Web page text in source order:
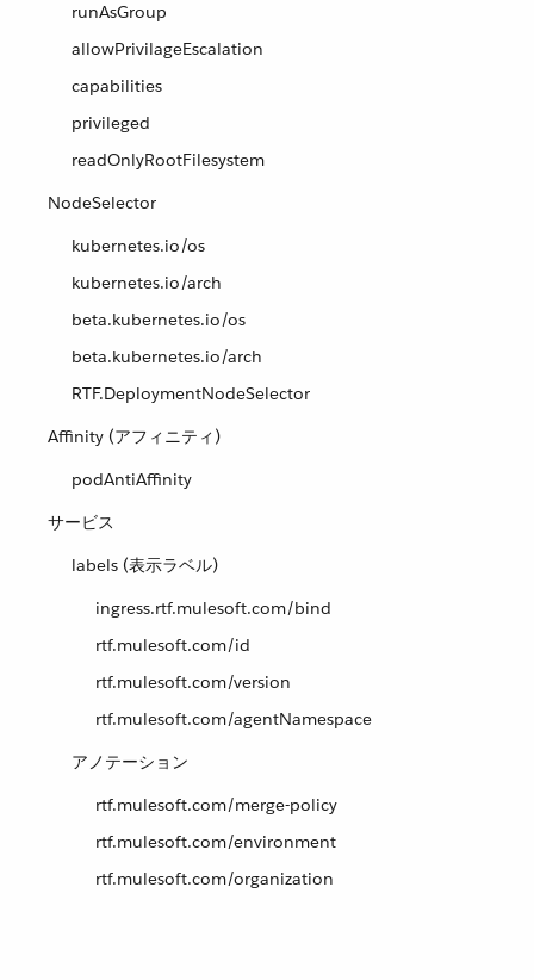
runAsGroup
allowPrivilageEscalation
capabilities
privileged
readOnlyRootFilesystem
NodeSelector
kubernetes.io/os
kubernetes.io/arch
beta.kubernetes.io/os
beta.kubernetes.io/arch
RTF.DeploymentNodeSelector
Affinity (アフィニティ)
podAntiAffinity
サービス
labels (表示ラベル)
ingress.rtf.mulesoft.com/bind
rtf.mulesoft.com/id
rtf.mulesoft.com/version
rtf.mulesoft.com/agentNamespace
アノテーション
rtf.mulesoft.com/merge-policy
rtf.mulesoft.com/environment
rtf.mulesoft.com/organization